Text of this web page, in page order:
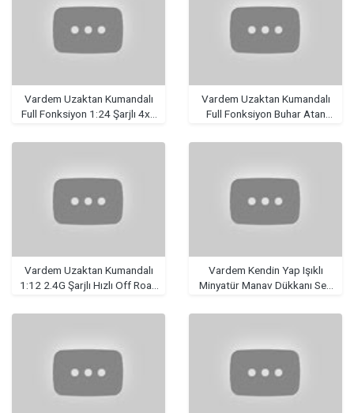
Vardem Uzaktan Kumandalı
Full Fonksiyon 1:24 Şarjlı 4x4
Vardem Uzaktan Kumandalı
Full Fonksiyon Buhar Atan
Vardem Uzaktan Kumandalı
1:12 2.4G Şarjlı Hızlı Off Road
Vardem Kendin Yap Işıklı
Minyatür Manav Dükkanı Seti